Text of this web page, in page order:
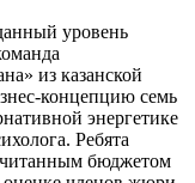
уровень
из казанской
концепцию семь
энергетике
Ребята
бюджетом